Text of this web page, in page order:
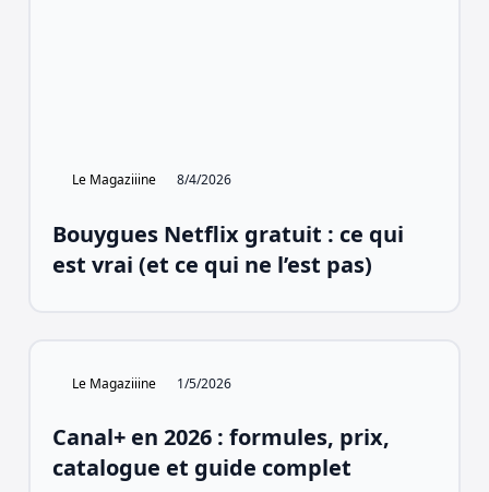
Le Magaziiine 8/4/2026
Bouygues Netflix gratuit : ce qui
est vrai (et ce qui ne l’est pas)
Le Magaziiine 1/5/2026
Canal+ en 2026 : formules, prix,
catalogue et guide complet